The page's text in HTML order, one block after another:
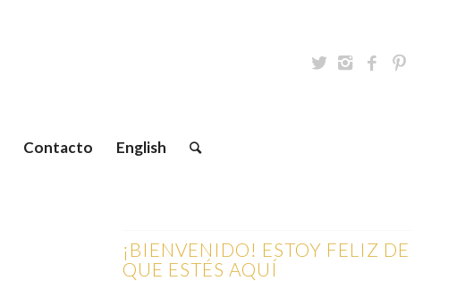
Contacto English
¡BIENVENIDO! ESTOY FELIZ DE
QUE ESTÉS AQUÍ